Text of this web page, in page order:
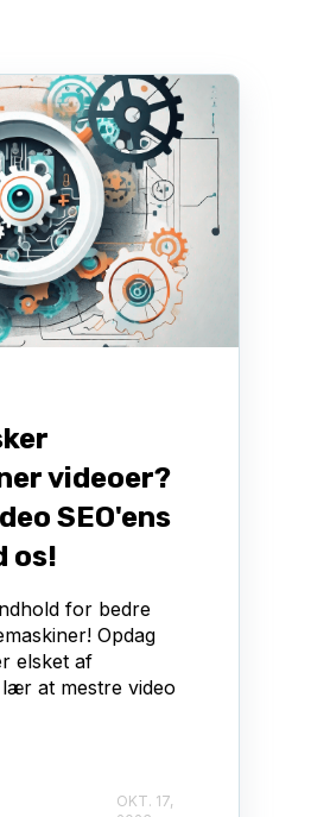
videoer?
SEO'ens
os!
for bedre
Opdag
elsket af
at mestre video
OKT. 17,